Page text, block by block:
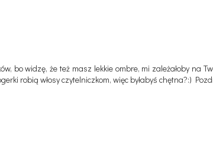
bo widzę, że też masz lekkie ombre, mi zależałoby na
robią włosy czytelniczkom, więc byłabyś chętna?:)